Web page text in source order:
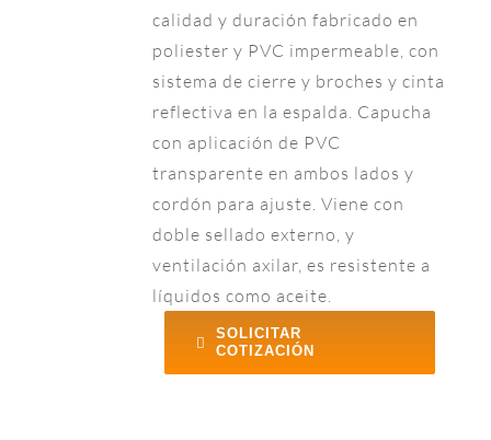
calidad y duración fabricado en
poliester y PVC impermeable, con
sistema de cierre y broches y cinta
reflectiva en la espalda. Capucha
con aplicación de PVC
transparente en ambos lados y
cordón para ajuste. Viene con
doble sellado externo, y
ventilación axilar, es resistente a
líquidos como aceite.
SOLICITAR
COTIZACIÓN